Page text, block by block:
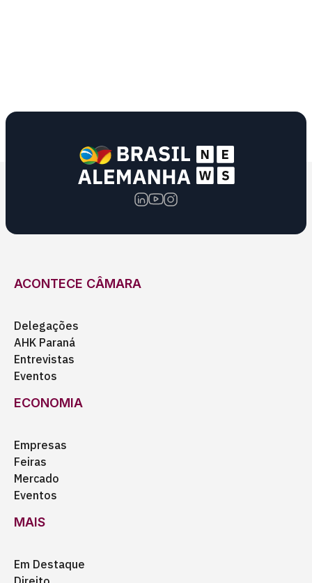
ACONTECE CÂMARA
Delegações
AHK Paraná
Entrevistas
Eventos
ECONOMIA
Empresas
Feiras
Mercado
Eventos
MAIS
Em Destaque